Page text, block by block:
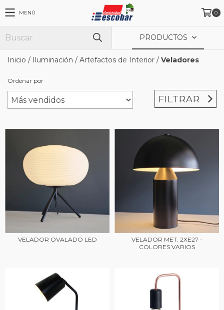
MENÚ 0
PRODUCTOS
Inicio / Iluminación / Artefactos de Interior / Veladores
Ordenar por
FILTRAR
VELADOR OVALADO LED
VELADOR MET. 2XE27 -
COLORES VARIOS